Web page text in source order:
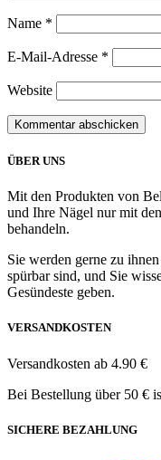
Name *
E-Mail-Adresse *
Website
ÜBER UNS
Mit den Produkten von
und Ihre Nägel nur mit
behandeln.
Sie werden gerne zu
spürbar sind, und Sie
Gesündeste geben.
VERSANDKOSTEN
Versandkosten ab 4.90 €
Bei Bestellung über 50 €
SICHERE BEZAHLUNG